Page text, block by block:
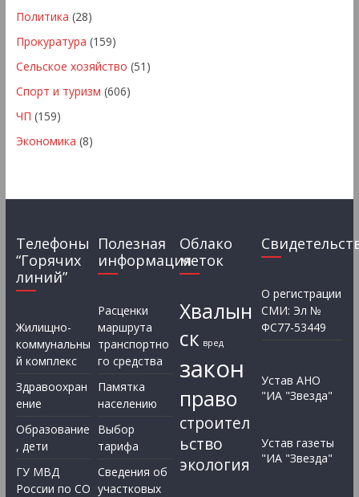
Политика (28)
Прокуратура (159)
Сельское хозяйство (51)
Спорт и туризм (606)
ЧП (159)
Экономика (8)
Телефоны
“Горячих
линий”
Жилищно-
коммунальны
й комплекс
Здравоохран
ение
Образование
, дети
ГУ МВД
России по СО
Полезная
информация
Расценки
маршрута
транспортно
го средства
Памятка
населению
Выбор
тарифа
Сведения об
участковых
Облако
меток
Хвалын
ск вред
закон
право
строител
ьство
экология
О регистрации
СМИ: Эл №
ФС77-53449
Устав АНО
"ИА "Звезда"
Устав газеты
"ИА "Звезда"